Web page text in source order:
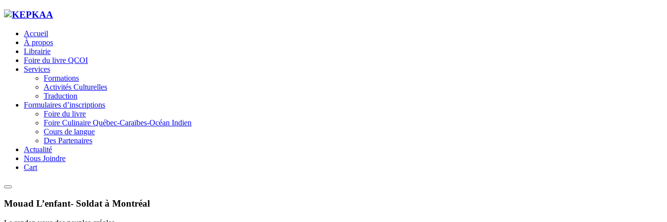
Accueil
À propos
Librairie
Foire du livre QCOI
Services
Formations
Activités Culturelles
Traduction
Formulaires d’inscriptions
Foire du livre
Foire Culinaire Québec-Caraïbes-Océan Indien
Cours de langue
Des Partenaires
Actualité
Nous Joindre
Cart
Mouad L’enfant- Soldat à Montréal